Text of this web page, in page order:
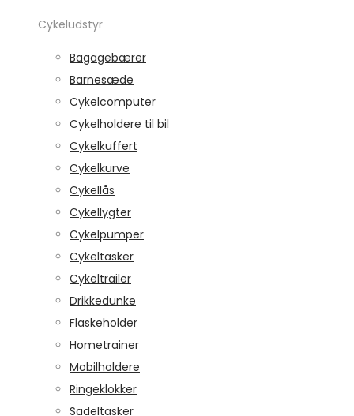
Cykeludstyr
Bagagebærer
Barnesæde
Cykelcomputer
Cykelholdere til bil
Cykelkuffert
Cykelkurve
Cykellås
Cykellygter
Cykelpumper
Cykeltasker
Cykeltrailer
Drikkedunke
Flaskeholder
Hometrainer
Mobilholdere
Ringeklokker
Sadeltasker